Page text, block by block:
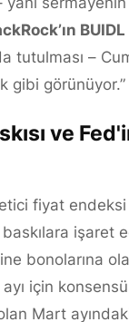
BUIDL
tutulması –
gibi görünüyor.”
ve
fiyat endeksi
baskılara işaret
bonolarına
için
Mart